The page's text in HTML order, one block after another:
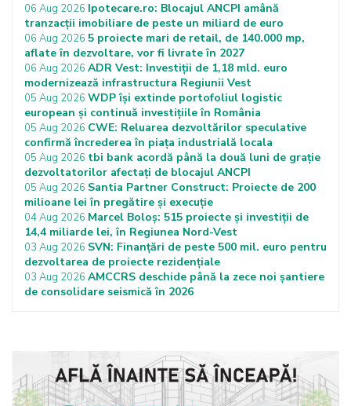
06 Aug 2026 Ipotecare.ro: Blocajul ANCPI amână
tranzacții imobiliare de peste un miliard de euro
06 Aug 2026 5 proiecte mari de retail, de 140.000 mp,
aflate în dezvoltare, vor fi livrate în 2027
06 Aug 2026 ADR Vest: Investiții de 1,18 mld. euro
modernizează infrastructura Regiunii Vest
05 Aug 2026 WDP își extinde portofoliul logistic
european și continuă investițiile în România
05 Aug 2026 CWE: Reluarea dezvoltărilor speculative
confirmă încrederea în piața industrială locala
05 Aug 2026 tbi bank acordă până la două luni de grație
dezvoltatorilor afectați de blocajul ANCPI
05 Aug 2026 Santia Partner Construct: Proiecte de 200
milioane lei în pregătire și execuție
04 Aug 2026 Marcel Boloș: 515 proiecte și investiții de
14,4 miliarde lei, în Regiunea Nord-Vest
03 Aug 2026 SVN: Finanțări de peste 500 mil. euro pentru
dezvoltarea de proiecte rezidențiale
03 Aug 2026 AMCCRS deschide până la zece noi șantiere
de consolidare seismică în 2026